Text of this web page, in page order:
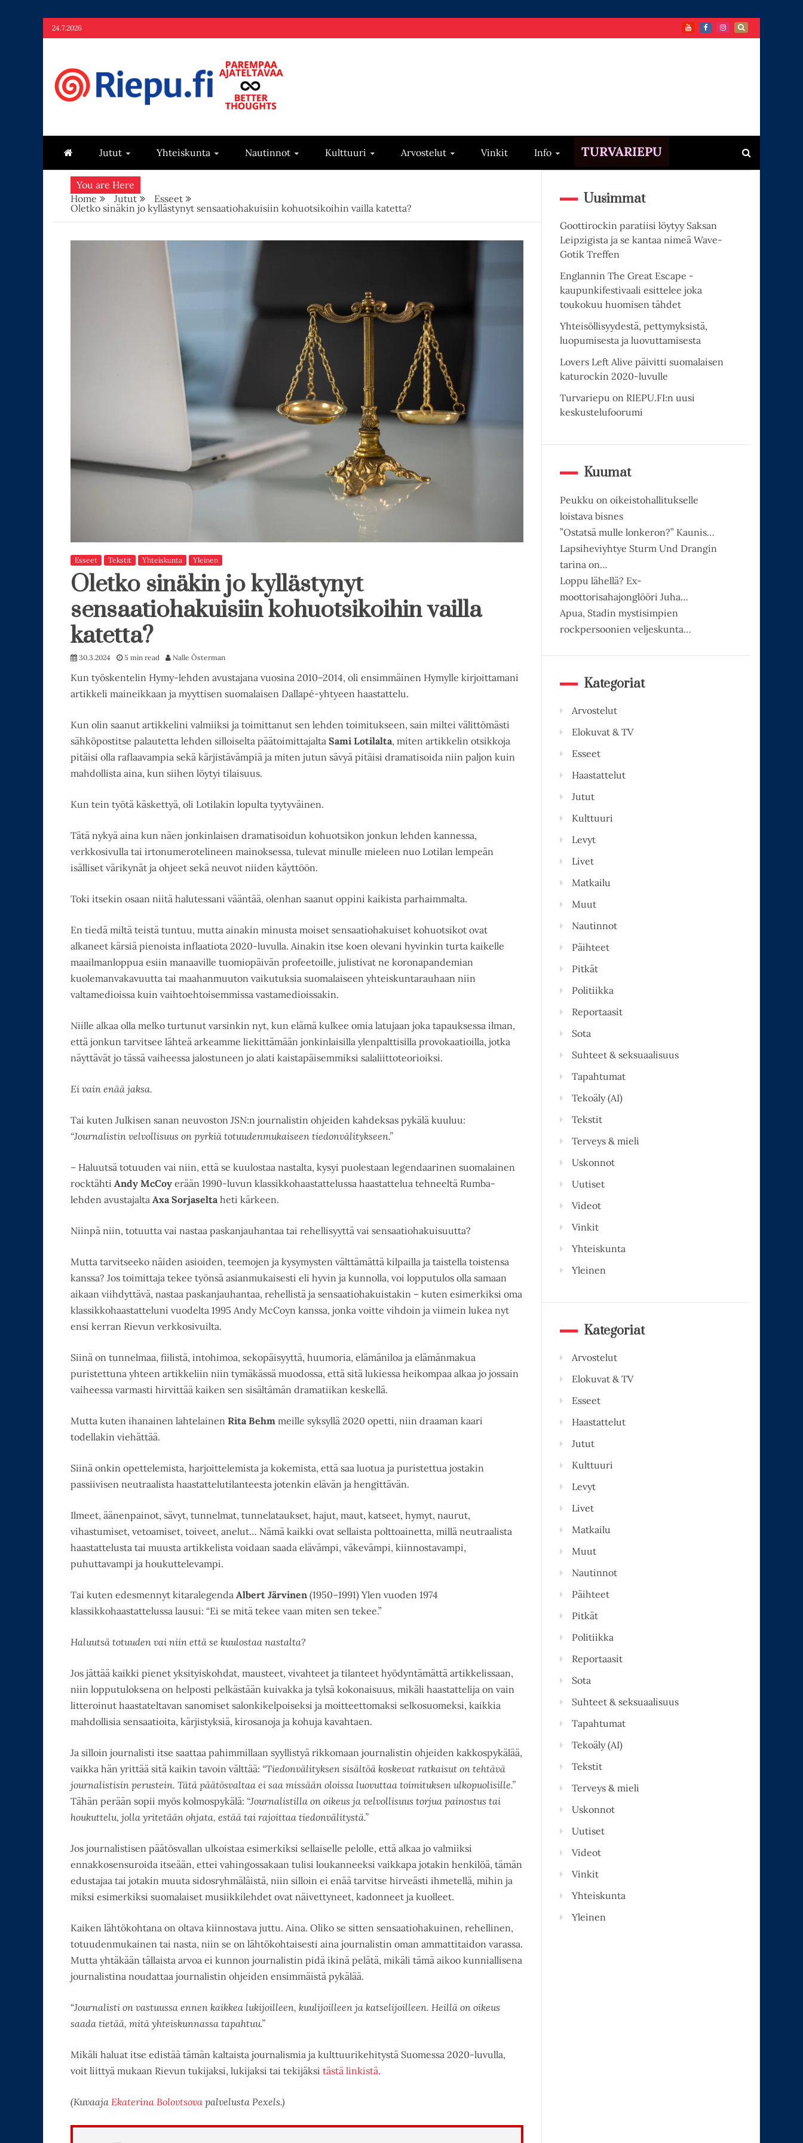
Skip
to
24.7.2026
Riepu.fi
Jutut Yhteiskunta Nautinnot Kulttuuri Arvostelut Vinkit Info TURVARIEPU
You are Here
Home
Jutut
Esseet
Oletko sinäkin jo kyllästynyt sensaatiohakuisiin kohuotsikoihin vailla katetta?
Esseet Tekstit Yhteiskunta Yleinen
Oletko sinäkin jo kyllästynyt
sensaatiohakuisiin kohuotsikoihin vailla
katetta?
30.3.2024 5 min read Nalle Österman
Kun työskentelin Hymy-lehden avustajana vuosina 2010–2014, oli ensimmäinen Hymylle kirjoittamani
artikkeli maineikkaan ja myyttisen suomalaisen Dallapé-yhtyeen haastattelu.
Kun olin saanut artikkelini valmiiksi ja toimittanut sen lehden toimitukseen, sain miltei välittömästi
sähköpostitse palautetta lehden silloiselta päätoimittajalta Sami Lotilalta, miten artikkelin otsikkoja
pitäisi olla raflaavampia sekä kärjistävämpiä ja miten jutun sävyä pitäisi dramatisoida niin paljon kuin
mahdollista aina, kun siihen löytyi tilaisuus.
Kun tein työtä käskettyä, oli Lotilakin lopulta tyytyväinen.
Tätä nykyä aina kun näen jonkinlaisen dramatisoidun kohuotsikon jonkun lehden kannessa,
verkkosivulla tai irtonumerotelineen mainoksessa, tulevat minulle mieleen nuo Lotilan lempeän
isälliset värikynät ja ohjeet sekä neuvot niiden käyttöön.
Toki itsekin osaan niitä halutessani vääntää, olenhan saanut oppini kaikista parhaimmalta.
En tiedä miltä teistä tuntuu, mutta ainakin minusta moiset sensaatiohakuiset kohuotsikot ovat
alkaneet kärsiä pienoista inflaatiota 2020-luvulla. Ainakin itse koen olevani hyvinkin turta kaikelle
maailmanloppua esiin manaaville tuomiopäivän profeetoille, julistivat ne koronapandemian
kuolemanvakavuutta tai maahanmuuton vaikutuksia suomalaiseen yhteiskuntarauhaan niin
valtamedioissa kuin vaihtoehtoisemmissa vastamedioissakin.
Niille alkaa olla melko turtunut varsinkin nyt, kun elämä kulkee omia latujaan joka tapauksessa ilman,
että jonkun tarvitsee lähteä arkeamme liekittämään jonkinlaisilla ylenpalttisilla provokaatioilla, jotka
näyttävät jo tässä vaiheessa jalostuneen jo alati kaistapäisemmiksi salaliittoteorioiksi.
Ei vain enää jaksa.
Tai kuten Julkisen sanan neuvoston JSN:n journalistin ohjeiden kahdeksas pykälä kuuluu:
“Journalistin velvollisuus on pyrkiä totuudenmukaiseen tiedonvälitykseen.”
– Haluutsä totuuden vai niin, että se kuulostaa nastalta, kysyi puolestaan legendaarinen suomalainen
rocktähti Andy McCoy erään 1990-luvun klassikkohaastattelussa haastattelua tehneeltä Rumba-
lehden avustajalta Axa Sorjaselta heti kärkeen.
Niinpä niin, totuutta vai nastaa paskanjauhantaa tai rehellisyyttä vai sensaatiohakuisuutta?
Mutta tarvitseeko näiden asioiden, teemojen ja kysymysten välttämättä kilpailla ja taistella toistensa
kanssa? Jos toimittaja tekee työnsä asianmukaisesti eli hyvin ja kunnolla, voi lopputulos olla samaan
aikaan viihdyttävä, nastaa paskanjauhantaa, rehellistä ja sensaatiohakuistakin – kuten esimerkiksi oma
klassikkohaastatteluni vuodelta 1995 Andy McCoyn kanssa, jonka voitte vihdoin ja viimein lukea nyt
ensi kerran Rievun verkkosivuilta.
Siinä on tunnelmaa, fiilistä, intohimoa, sekopäisyyttä, huumoria, elämäniloa ja elämänmakua
puristettuna yhteen artikkeliin niin tymäkässä muodossa, että sitä lukiessa heikompaa alkaa jo jossain
vaiheessa varmasti hirvittää kaiken sen sisältämän dramatiikan keskellä.
Mutta kuten ihanainen lahtelainen Rita Behm meille syksyllä 2020 opetti, niin draaman kaari
todellakin viehättää.
Siinä onkin opettelemista, harjoittelemista ja kokemista, että saa luotua ja puristettua jostakin
passiivisen neutraalista haastattelutilanteesta jotenkin elävän ja hengittävän.
Ilmeet, äänenpainot, sävyt, tunnelmat, tunnelataukset, hajut, maut, katseet, hymyt, naurut,
vihastumiset, vetoamiset, toiveet, anelut… Nämä kaikki ovat sellaista polttoainetta, millä neutraalista
haastattelusta tai muusta artikkelista voidaan saada elävämpi, väkevämpi, kiinnostavampi,
puhuttavampi ja houkuttelevampi.
Tai kuten edesmennyt kitaralegenda Albert Järvinen (1950–1991) Ylen vuoden 1974
klassikkohaastattelussa lausui: “Ei se mitä tekee vaan miten sen tekee.”
Haluutsä totuuden vai niin että se kuulostaa nastalta?
Jos jättää kaikki pienet yksityiskohdat, mausteet, vivahteet ja tilanteet hyödyntämättä artikkelissaan,
niin lopputuloksena on helposti pelkästään kuivakka ja tylsä kokonaisuus, mikäli haastattelija on vain
litteroinut haastateltavan sanomiset salonkikelpoiseksi ja moitteettomaksi selkosuomeksi, kaikkia
mahdollisia sensaatioita, kärjistyksiä, kirosanoja ja kohuja kavahtaen.
Ja silloin journalisti itse saattaa pahimmillaan syyllistyä rikkomaan journalistin ohjeiden kakkospykälää,
vaikka hän yrittää sitä kaikin tavoin välttää: “Tiedonvälityksen sisältöä koskevat ratkaisut on tehtävä
journalistisin perustein. Tätä päätösvaltaa ei saa missään oloissa luovuttaa toimituksen ulkopuolisille.”
Tähän perään sopii myös kolmospykälä: “Journalistilla on oikeus ja velvollisuus torjua painostus tai
houkuttelu, jolla yritetään ohjata, estää tai rajoittaa tiedonvälitystä.”
Jos journalistisen päätösvallan ulkoistaa esimerkiksi sellaiselle pelolle, että alkaa jo valmiiksi
ennakkosensuroida itseään, ettei vahingossakaan tulisi loukanneeksi vaikkapa jotakin henkilöä, tämän
edustajaa tai jotakin muuta sidosryhmäläistä, niin silloin ei enää tarvitse hirveästi ihmetellä, mihin ja
miksi esimerkiksi suomalaiset musiikkilehdet ovat näivettyneet, kadonneet ja kuolleet.
Kaiken lähtökohtana on oltava kiinnostava juttu. Aina. Oliko se sitten sensaatiohakuinen, rehellinen,
totuudenmukainen tai nasta, niin se on lähtökohtaisesti aina journalistin oman ammattitaidon varassa.
Mutta yhtäkään tällaista arvoa ei kunnon journalistin pidä ikinä pelätä, mikäli tämä aikoo kunniallisena
journalistina noudattaa journalistin ohjeiden ensimmäistä pykälää.
“Journalisti on vastuussa ennen kaikkea lukijoilleen, kuulijoilleen ja katselijoilleen. Heillä on oikeus
saada tietää, mitä yhteiskunnassa tapahtuu.”
Mikäli haluat itse edistää tämän kaltaista journalismia ja kulttuurikehitystä Suomessa 2020-luvulla,
voit liittyä mukaan Rievun tukijaksi, lukijaksi tai tekijäksi tästä linkistä.
(Kuvaaja Ekaterina Bolovtsova palvelusta Pexels.)
Uusimmat
Goottirockin paratiisi löytyy Saksan
Leipzigista ja se kantaa nimeä Wave-
Gotik Treffen
Englannin The Great Escape -
kaupunkifestivaali esittelee joka
toukokuu huomisen tähdet
Yhteisöllisyydestä, pettymyksistä,
luopumisesta ja luovuttamisesta
Lovers Left Alive päivitti suomalaisen
katurockin 2020-luvulle
Turvariepu on RIEPU.FI:n uusi
keskustelufoorumi
Kuumat
Peukku on oikeistohallitukselle
loistava bisnes
”Ostatsä mulle lonkeron?” Kaunis…
Lapsiheviyhtye Sturm Und Drangin
tarina on…
Loppu lähellä? Ex-
moottorisahajonglööri Juha…
Apua, Stadin mystisimpien
rockpersoonien veljeskunta…
Kategoriat
Arvostelut
Elokuvat & TV
Esseet
Haastattelut
Jutut
Kulttuuri
Levyt
Livet
Matkailu
Muut
Nautinnot
Päihteet
Pitkät
Politiikka
Reportaasit
Sota
Suhteet & seksuaalisuus
Tapahtumat
Tekoäly (AI)
Tekstit
Terveys & mieli
Uskonnot
Uutiset
Videot
Vinkit
Yhteiskunta
Yleinen
Kategoriat
Arvostelut
Elokuvat & TV
Esseet
Haastattelut
Jutut
Kulttuuri
Levyt
Livet
Matkailu
Muut
Nautinnot
Päihteet
Pitkät
Politiikka
Reportaasit
Sota
Suhteet & seksuaalisuus
Tapahtumat
Tekoäly (AI)
Tekstit
Terveys & mieli
Uskonnot
Uutiset
Videot
Vinkit
Yhteiskunta
Yleinen